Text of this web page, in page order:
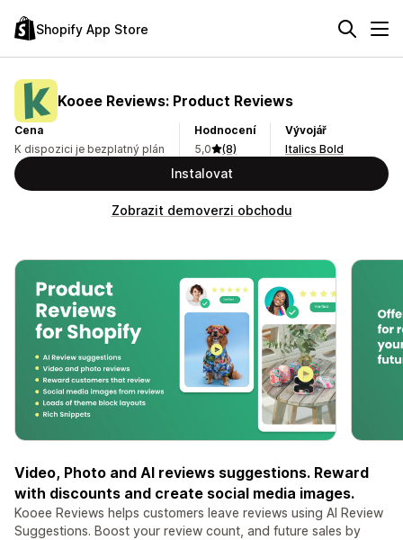
Shopify App Store
Kooee Reviews: Product Reviews
Cena
K dispozici je bezplatný plán
Hodnocení
5,0
(8)
Vývojář
Italics Bold
Instalovat
Zobrazit demoverzi obchodu
Video, Photo and AI reviews suggestions. Reward
with discounts and create social media images.
Kooee Reviews helps customers leave reviews using AI Review
Suggestions. Boost your review count, and future sales by